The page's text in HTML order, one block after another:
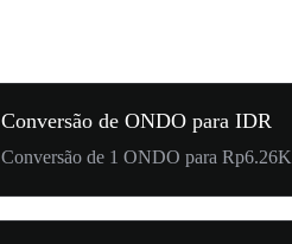
Conversão de ONDO para IDR
Conversão de 1 ONDO para Rp6.26K